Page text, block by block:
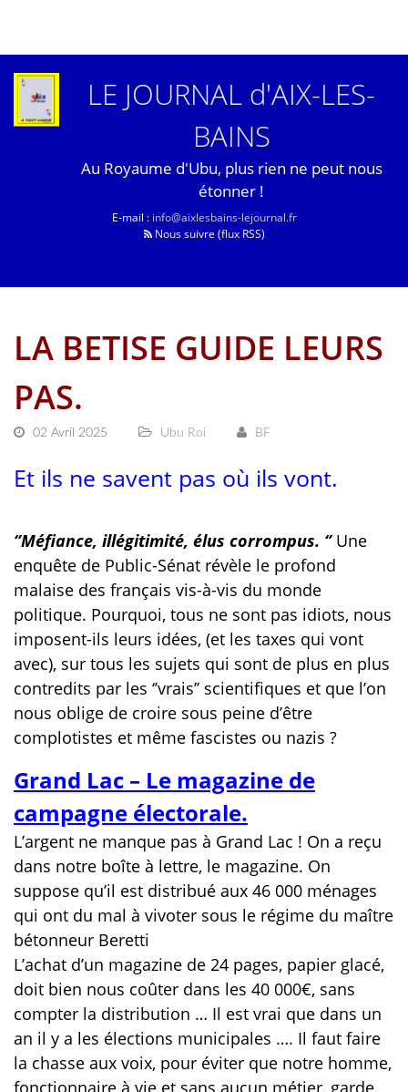
LE JOURNAL d'AIX-LES-
BAINS
Au Royaume d'Ubu, plus rien ne peut nous
étonner !
E-mail : info@aixlesbains-lejournal.fr
Nous suivre (flux RSS)
LA BETISE GUIDE LEURS
PAS.
02 Avril 2025 Ubu Roi BF
Et ils ne savent pas où ils vont.
‘’Méfiance, illégitimité, élus corrompus. ‘’Une
enquête de Public-Sénat révèle le profond
malaise des français vis-à-vis du monde
politique. Pourquoi, tous ne sont pas idiots, nous
imposent-ils leurs idées, (et les taxes qui vont
avec), sur tous les sujets qui sont de plus en plus
contredits par les ‘’vrais’’ scientifiques et que l’on
nous oblige de croire sous peine d’être
complotistes et même fascistes ou nazis ?
Grand Lac – Le magazine de
campagne électorale.
L’argent ne manque pas à Grand Lac ! On a reçu
dans notre boîte à lettre, le magazine. On
suppose qu’il est distribué aux 46 000 ménages
qui ont du mal à vivoter sous le régime du maître
bétonneur Beretti
L’achat d’un magazine de 24 pages, papier glacé,
doit bien nous coûter dans les 40 000€, sans
compter la distribution … Il est vrai que dans un
an il y a les élections municipales …. Il faut faire
la chasse aux voix, pour éviter que notre homme,